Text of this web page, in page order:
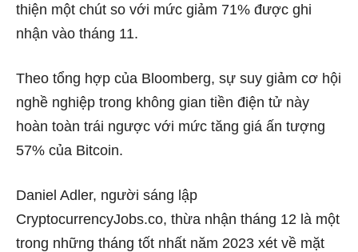
thiện một chút so với mức giảm 71% được ghi
nhận vào tháng 11.
Theo tổng hợp của Bloomberg, sự suy giảm cơ hội
nghề nghiệp trong không gian tiền điện tử này
hoàn toàn trái ngược với mức tăng giá ấn tượng
57% của Bitcoin.
Daniel Adler, người sáng lập
CryptocurrencyJobs.co, thừa nhận tháng 12 là một
trong những tháng tốt nhất năm 2023 xét về mặt